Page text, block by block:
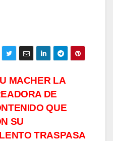
MACHER LA
DE
QUE
SU
TRASPASA